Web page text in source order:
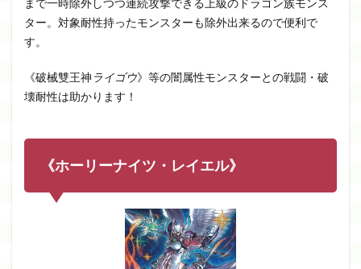
まで一時除外しつつ連続攻撃できる上級のドラゴン族モンス
ター。対象耐性持ったモンスターも除外出来るので便利で
す。
《破械雙王神 ライゴウ》等の闇属性モンスターとの戦闘・破
壊耐性は助かります！
《ホーリーナイツ・レイエル》